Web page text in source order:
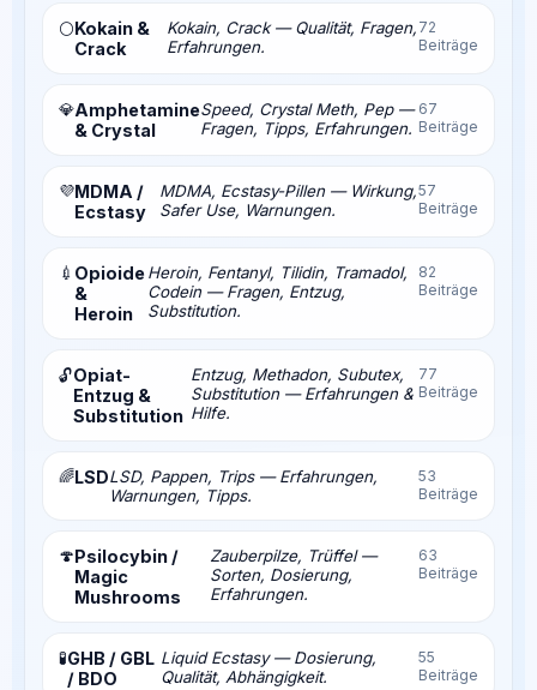
⚪Kokain &
Crack
Kokain, Crack — Qualität, Fragen,
Erfahrungen.
72
Beiträge
💎Amphetamine
& Crystal
Speed, Crystal Meth, Pep —
Fragen, Tipps, Erfahrungen.
67
Beiträge
💜MDMA /
Ecstasy
MDMA, Ecstasy-Pillen — Wirkung,
Safer Use, Warnungen.
57
Beiträge
💉 Opioide
&
Heroin
Heroin, Fentanyl, Tilidin, Tramadol,
Codein — Fragen, Entzug,
Substitution.
82
Beiträge
🔓Opiat-
Entzug &
Substitution
Entzug, Methadon, Subutex,
Substitution — Erfahrungen &
Hilfe.
77
Beiträge
🌈LSDLSD, Pappen, Trips — Erfahrungen,
Warnungen, Tipps.
53
Beiträge
🍄Psilocybin /
Magic
Mushrooms
Zauberpilze, Trüffel —
Sorten, Dosierung,
Erfahrungen.
63
Beiträge
🧪GHB / GBL
/ BDO
Liquid Ecstasy — Dosierung,
Qualität, Abhängigkeit.
55
Beiträge